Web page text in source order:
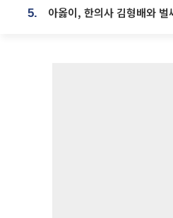
5.